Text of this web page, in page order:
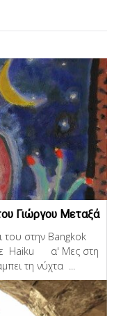
Γιώργου Μεταξά
του στην Bangkok
Haiku α' Μες στη
τη νύχτα ...